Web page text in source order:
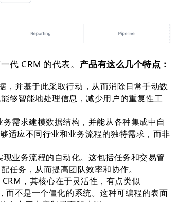
代 CRM 的代表。 产品有这么几个特点：
，并基于此采取行动，从而消除日常手动数
够智能地处理信息，减少用户的重复性工
需求建模数据结构，并能从各种集成中自
适应不同行业和业务流程的独特需求，而非
业务流程的自动化。这包括任务和交易管
任务，从而提高团队效率和协作。
，其核心在于灵活性，有点类似
而不是一个僵化的系统。这种可编程的表面